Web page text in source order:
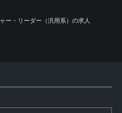
ー・リーダー（汎用系）の求人